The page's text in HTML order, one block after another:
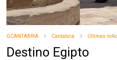
GCANTABRIA Cantabria Últimas
Destino Egipto